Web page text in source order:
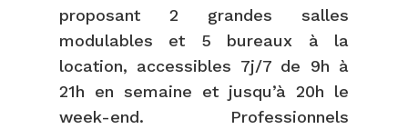
proposant 2 grandes salles
modulables et 5 bureaux à la
location, accessibles 7j/7 de 9h à
21h en semaine et jusqu’à 20h le
week-end. Professionnels